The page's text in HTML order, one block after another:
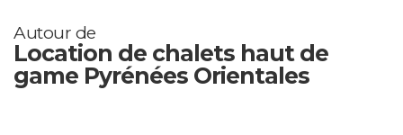
Autour de
Location de chalets haut de
game Pyrénées Orientales